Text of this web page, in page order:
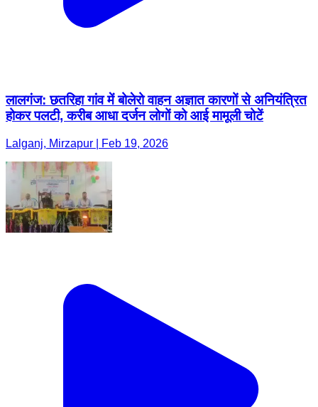
लालगंज: छतरिहा गांव में बोलेरो वाहन अज्ञात कारणों से अनियंत्रित
होकर पलटी, करीब आधा दर्जन लोगों को आई मामूली चोटें
Lalganj, Mirzapur | Feb 19, 2026